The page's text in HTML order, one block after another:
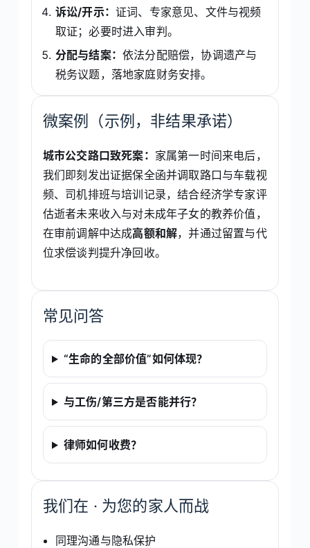
诉讼/开示：证词、专家意见、文件与视频
取证；必要时进入审判。
分配与结案：依法分配赔偿，协调遗产与
税务议题，落地家庭财务安排。
微案例（示例，非结果承诺）
城市公交路口致死案： 家属第一时间来电后，
我们即刻发出证据保全函并调取路口与车载视
频、司机排班与培训记录，结合经济学专家评
估逝者未来收入与对未成年子女的教养价值，
在审前调解中达成高额和解，并通过留置与代
位求偿谈判提升净回收。
常见问答
“生命的全部价值”如何体现？
与工伤/第三方是否能并行？
律师如何收费？
我们在 · 为您的家人而战
同理沟通与隐私保护